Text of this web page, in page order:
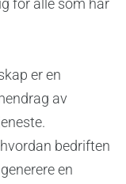
for alle som har
er en
av
bedriften
en